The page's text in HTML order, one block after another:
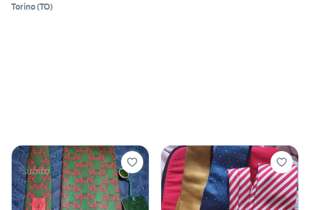
Torino(TO)